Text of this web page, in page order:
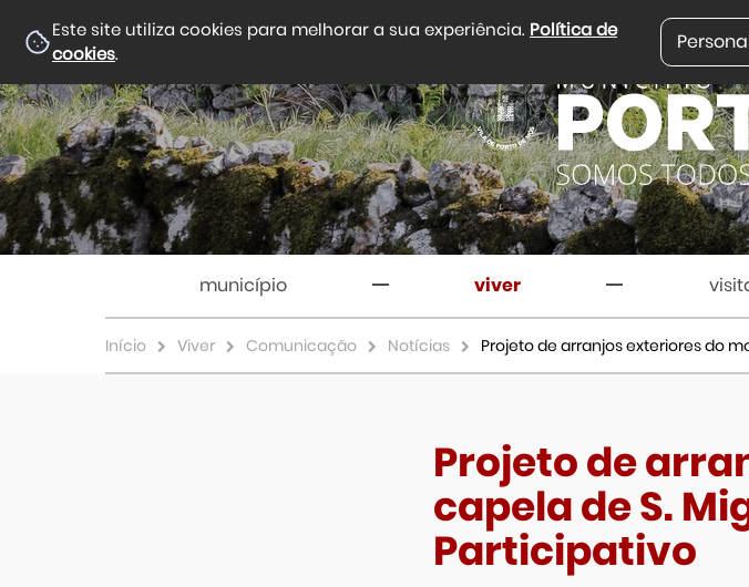
Este site utiliza cookies para melhorar a sua experiência. Política de
cookies.
município viver
Início Viver Comunicação Notícias Projeto de arranjos exteriores do
Projeto de
capela de S.
Participativo